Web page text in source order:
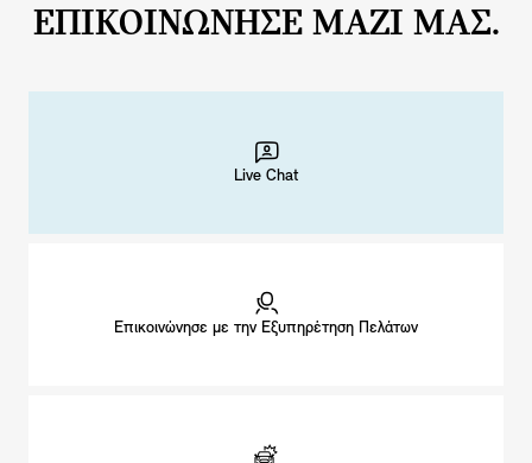
ΕΠΙΚΟΙΝΩΝΗΣΕ ΜΑΖΙ ΜΑΣ.
Live Chat
Επικοινώνησε με την Εξυπηρέτηση Πελάτων